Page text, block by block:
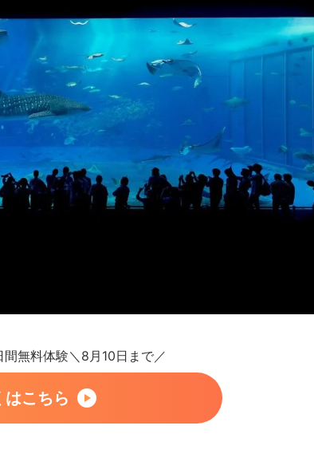
無料体験＼8月10日まで／
はこちら